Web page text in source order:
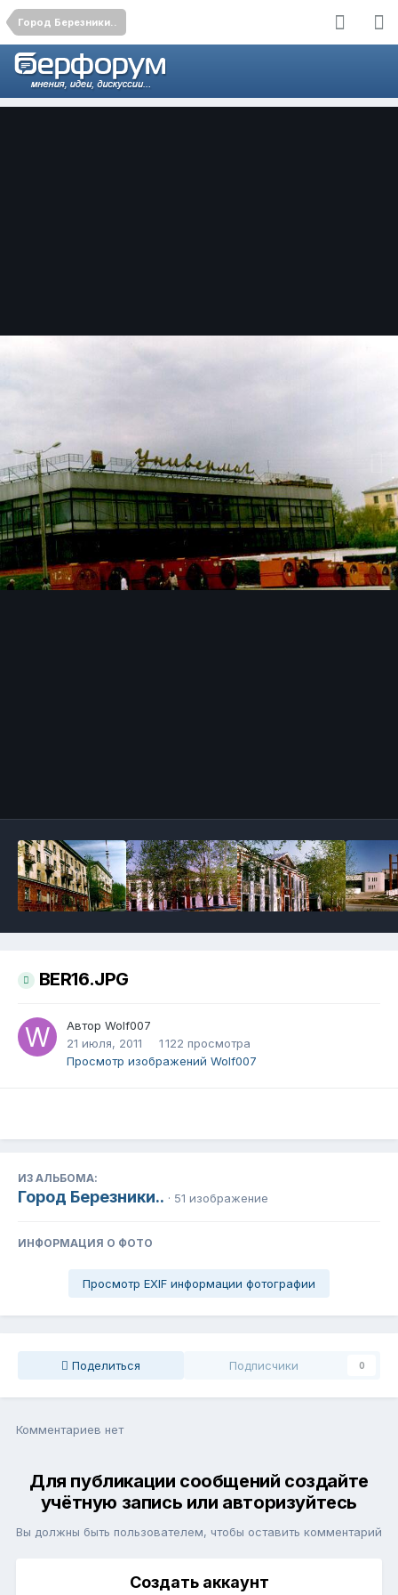
Город Березники..
BER16.JPG
Автор Wolf007
21 июля, 2011
1 122 просмотра
Просмотр изображений Wolf007
ИЗ АЛЬБОМА:
Город Березники.. · 51 изображение
ИНФОРМАЦИЯ О ФОТО
Просмотр EXIF информации фотографии
Поделиться Подписчики 0
Комментариев нет
Для публикации сообщений создайте
учётную запись или авторизуйтесь
Вы должны быть пользователем, чтобы оставить комментарий
Создать аккаунт